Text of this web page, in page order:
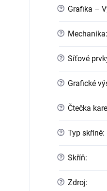
? Grafika –
? Mechanika:
? Síťové
? Grafické
? Čtečka
? Typ skříně:
? Skříň:
? Zdroj: